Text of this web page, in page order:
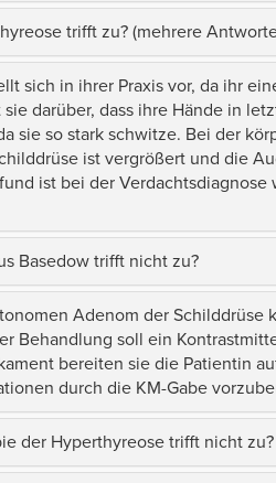
trifft zu? (mehrere
sich in ihrer Praxis vor, da ihr
darüber, dass ihre Hände in
sie so stark schwitze. Bei der
ist vergrößert und die
ist bei der
Basedow trifft nicht zu?
Adenom der Schilddrüse
Behandlung soll ein
bereiten sie die Patientin
durch die KM-Gabe
der Hyperthyreose trifft nicht zu?